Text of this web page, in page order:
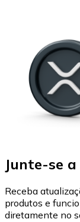
Junte-se
Receba
produtos e
diretamente no